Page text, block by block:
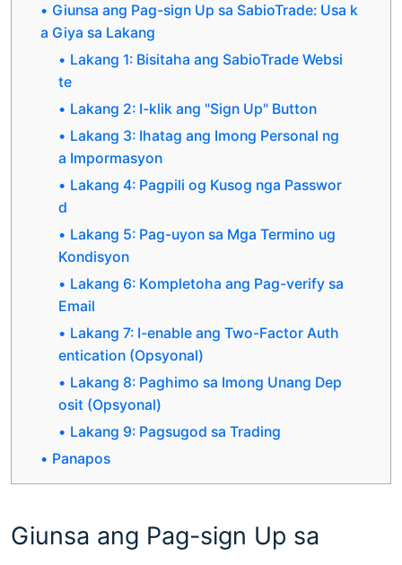
Giunsa ang Pag-sign Up sa SabioTrade: Usa k
a Giya sa Lakang
Lakang 1: Bisitaha ang SabioTrade Websi
te
Lakang 2: I-klik ang "Sign Up" Button
Lakang 3: Ihatag ang Imong Personal ng
a Impormasyon
Lakang 4: Pagpili og Kusog nga Passwor
d
Lakang 5: Pag-uyon sa Mga Termino ug
Kondisyon
Lakang 6: Kompletoha ang Pag-verify sa
Email
Lakang 7: I-enable ang Two-Factor Auth
entication (Opsyonal)
Lakang 8: Paghimo sa Imong Unang Dep
osit (Opsyonal)
Lakang 9: Pagsugod sa Trading
Panapos
Giunsa ang Pag-sign Up sa